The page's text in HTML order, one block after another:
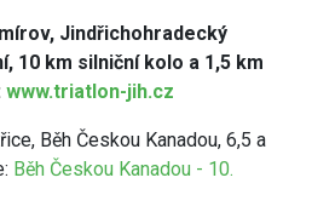
Jindřichohradecký
10 km silniční kolo a 1,5 km
www.triatlon-jih.cz
Běh Českou Kanadou, 6,5 a
Běh Českou Kanadou - 10.